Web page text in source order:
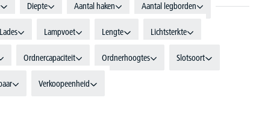
Diepte Aantal haken Aantal legborden
Lades Lampvoet Lengte Lichtsterkte
Ordnercapaciteit Ordnerhoogtes Slotsoort
Verkoopeenheid